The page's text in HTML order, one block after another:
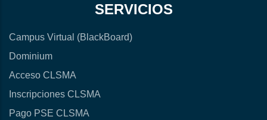
SERVICIOS
Campus Virtual (BlackBoard)
Dominium
Acceso CLSMA
Inscripciones CLSMA
Pago PSE CLSMA